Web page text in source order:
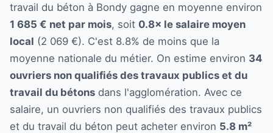
travail du béton à Bondy gagne en moyenne environ
1 685 € net par mois, soit 0.8× le salaire moyen
local (2 069 €). C'est 8.8% de moins que la
moyenne nationale du métier. On estime environ 34
ouvriers non qualifiés des travaux publics et du
travail du bétons dans l'agglomération. Avec ce
salaire, un ouvriers non qualifiés des travaux publics
et du travail du béton peut acheter environ 5.8 m²